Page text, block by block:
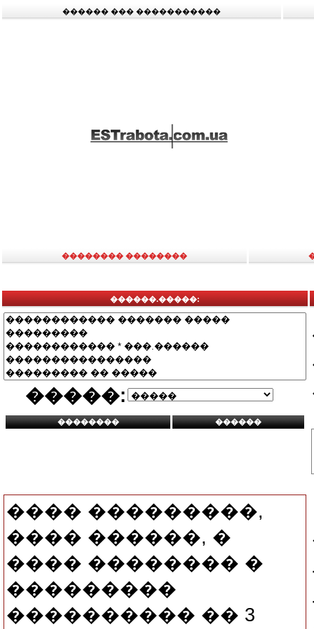
������ ��� �����������
�������� ��������
������.�����:
�����:
���� ���������,
���� ������, �
���� �������� �
���������
���������� �� 3